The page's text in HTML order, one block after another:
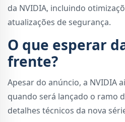
da NVIDIA, incluindo
atualizações de segurança.
O que esperar
frente?
Apesar do anúncio, a NVIDIA
quando será lançado o ramo
detalhes técnicos da nova